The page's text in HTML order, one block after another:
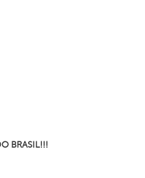
BRASIL!!!